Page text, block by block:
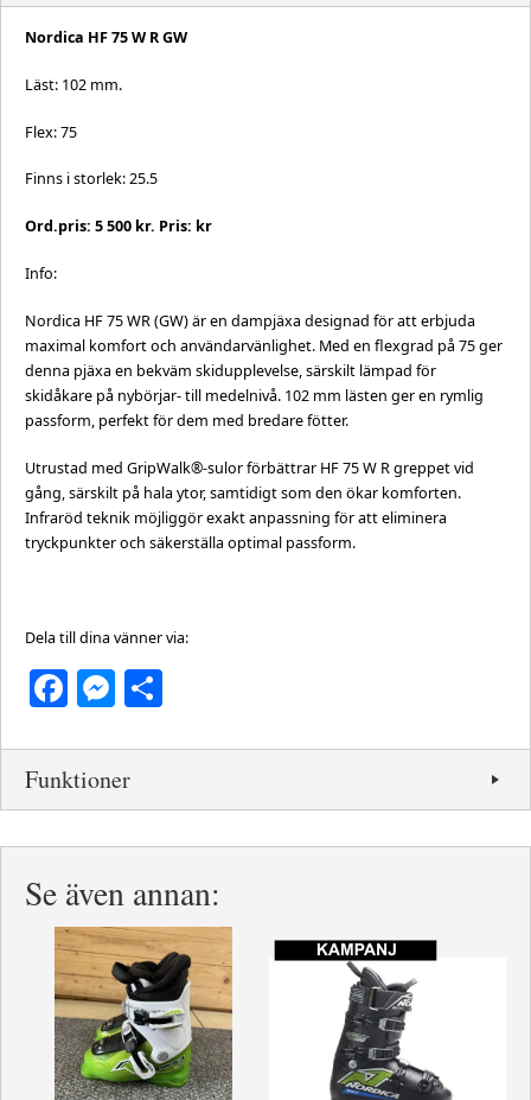
Nordica HF 75 W R GW
Läst: 102 mm.
Flex: 75
Finns i storlek: 25.5
Ord.pris: 5 500 kr. Pris: kr
Info:
Nordica HF 75 WR (GW) är en dampjäxa designad för att erbjuda
maximal komfort och användarvänlighet. Med en flexgrad på 75 ger
denna pjäxa en bekväm skidupplevelse, särskilt lämpad för
skidåkare på nybörjar- till medelnivå. 102 mm lästen ger en rymlig
passform, perfekt för dem med bredare fötter.
Utrustad med GripWalk®-sulor förbättrar HF 75 W R greppet vid
gång, särskilt på hala ytor, samtidigt som den ökar komforten.
Infraröd teknik möjliggör exakt anpassning för att eliminera
tryckpunkter och säkerställa optimal passform.
Dela till dina vänner via:
Facebook
Messenger
Funktioner
Se även annan: